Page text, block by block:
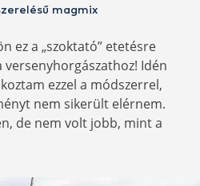
magmix
ez a „szoktató” etetésre
Idén
ezzel a módszerrel,
nem sikerült elérnem.
de nem volt jobb, mint a